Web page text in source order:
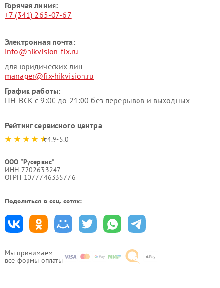
Мы принимаем
все формы оплаты
Горячая линия:
+7 (341) 265-07-67
Электронная почта:
info@hikvision-fix.ru
для юридических лиц
manager@fix-hikvision.ru
График работы:
ПН-ВСК с 9:00 до 21:00 без перерывов и выходных
Рейтинг сервисного центра
4.9-5.0
ООО "Русервис"
ИНН 7702633247
ОГРН 1077746335776
Поделиться в соц. сетях: